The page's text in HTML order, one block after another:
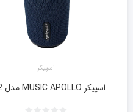
اسپیکر
اسپیکر MUSIC APOLLO مدل A12